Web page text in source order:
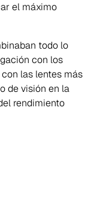
el máximo
todo lo
con los
las lentes más
de visión en la
rendimiento